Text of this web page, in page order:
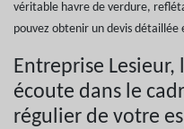
véritable havre de verdure,
pouvez obtenir un devis détaillée
Entreprise
écoute dans le
régulier de votre